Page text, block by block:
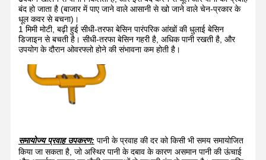
आपातकालीन स्नान और आंखों की धोती
दीवार पर लगा हुआ आँख धोने का स्टेशन
काउंटरटॉप आईवॉश स्टेशन
बंद आँख धोने का स्टेशन
बंद हो जाता है (बाजार में पाए जाने वाले आसानी से खो जाने वाले चेन-प्रकार के
धूल कवर से बचना)।
1 मिमी मोटी, बढ़ी हुई सीधी-तरफा बेसिन पारंपरिक आंखों की धुलाई बेसिन
डिजाइन से बचती है। सीधी-तरफा बेसिन गहरी है, अधिक पानी रखती है, और
उपयोग के दौरान ओवरफ्लो होने की संभावना कम होती है।
समायोज्य प्रवाह उपकरण: पानी के प्रवाह की दर को किसी भी समय समायोजित
किया जा सकता है, जो अस्थिर पानी के दबाव के कारण असमान पानी की ऊंचाई